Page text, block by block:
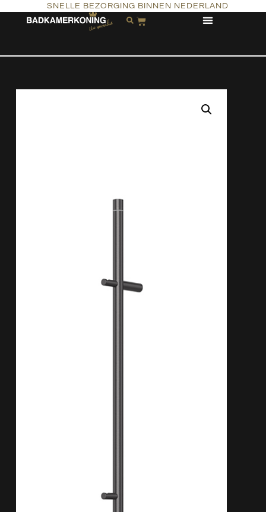
SNELLE BEZORGING BINNEN NEDERLAND